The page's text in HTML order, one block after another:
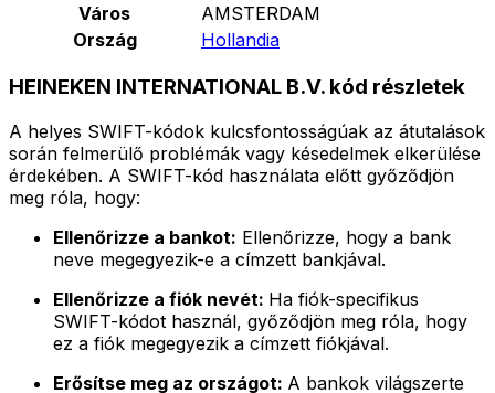
Város
AMSTERDAM
Ország
Hollandia
HEINEKEN INTERNATIONAL B.V. kód részletek
A helyes SWIFT-kódok kulcsfontosságúak az átutalások
során felmerülő problémák vagy késedelmek elkerülése
érdekében. A SWIFT-kód használata előtt győződjön
meg róla, hogy:
Ellenőrizze a bankot: Ellenőrizze, hogy a bank
neve megegyezik-e a címzett bankjával.
Ellenőrizze a fiók nevét: Ha fiók-specifikus
SWIFT-kódot használ, győződjön meg róla, hogy
ez a fiók megegyezik a címzett fiókjával.
Erősítse meg az országot: A bankok világszerte